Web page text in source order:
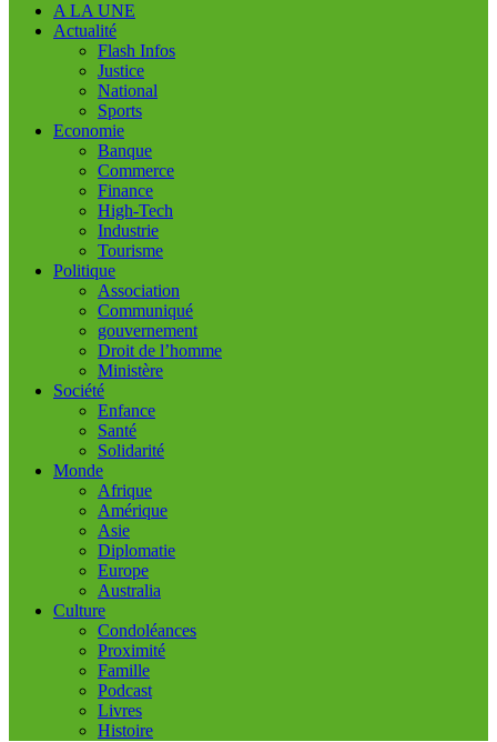
A LA UNE
Actualité
Flash Infos
Justice
National
Sports
Economie
Banque
Commerce
Finance
High-Tech
Industrie
Tourisme
Politique
Association
Communiqué
gouvernement
Droit de l’homme
Ministère
Société
Enfance
Santé
Solidarité
Monde
Afrique
Amérique
Asie
Diplomatie
Europe
Australia
Culture
Condoléances
Proximité
Famille
Podcast
Livres
Histoire